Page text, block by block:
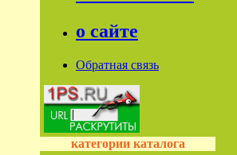
о сайте
Обратная связь
категории каталога